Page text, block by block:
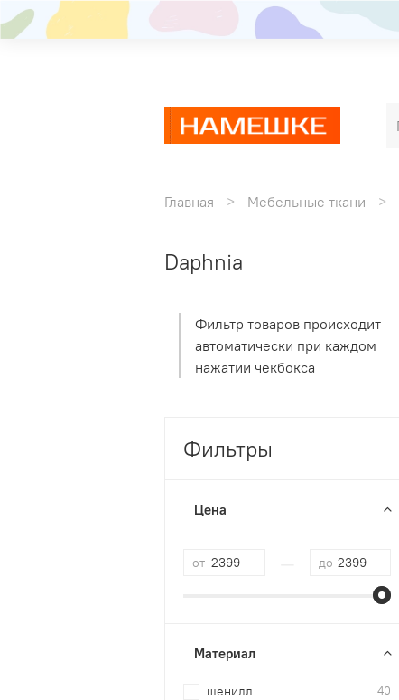
Главная Мебельные ткани
Daphnia
Фильтр товаров происходит
автоматически при каждом
нажатии чекбокса
Фильтры
Цена
от до
Материал
шенилл 40